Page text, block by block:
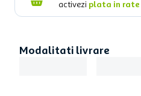
activezi plata in rate
Modalitati livrare